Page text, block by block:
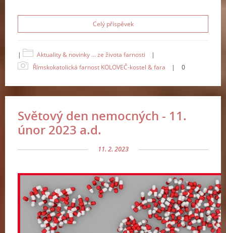
Celý příspěvek
| Aktuality & novinky ... ze života farnosti
|
Římskokatolická farnost KOLOVEČ-kostel & fara
| 0
Světový den nemocných - 11.
únor 2023 a.d.
11. 2. 2023